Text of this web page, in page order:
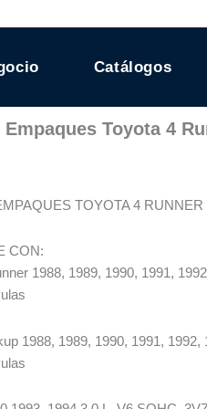
Catálogos
Toyota 4
TOYOTA 4 RUNNER
CON:
1988, 1989, 1990, 1991,
1988, 1989, 1990, 1991,